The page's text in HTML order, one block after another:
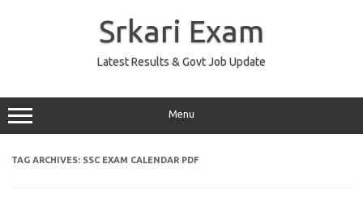
Srkari Exam
Latest Results & Govt Job Update
Menu
TAG ARCHIVES: SSC EXAM CALENDAR PDF